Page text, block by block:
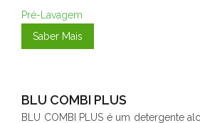
Pré-Lavagem
Saber Mais
BLU COMBI PLUS
BLU COMBI PLUS é um detergente